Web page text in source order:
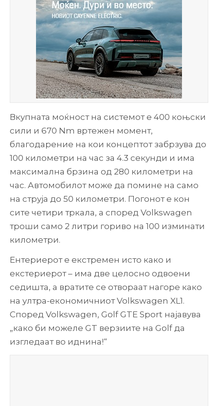
Вкупната моќност на системот е 400 коњски
сили и 670 Nm вртежен момент,
благодарение на кои концептот забрзува до
100 километри на час за 4.3 секунди и има
максимална брзина од 280 километри на
час. Автомобилот може да помине на само
на струја до 50 километри. Погонот е кон
сите четири тркала, а според Volkswagen
троши само 2 литри гориво на 100 изминати
километри.
Ентериерот е екстремен исто како и
екстериерот – има две целосно одвоени
седишта, а вратите се отвораат нагоре како
на ултра-економичниот Volkswagen XL1.
Според Volkswagen, Golf GTE Sport најавува
„како би можеле GT верзиите на Golf да
изгледаат во иднина!“